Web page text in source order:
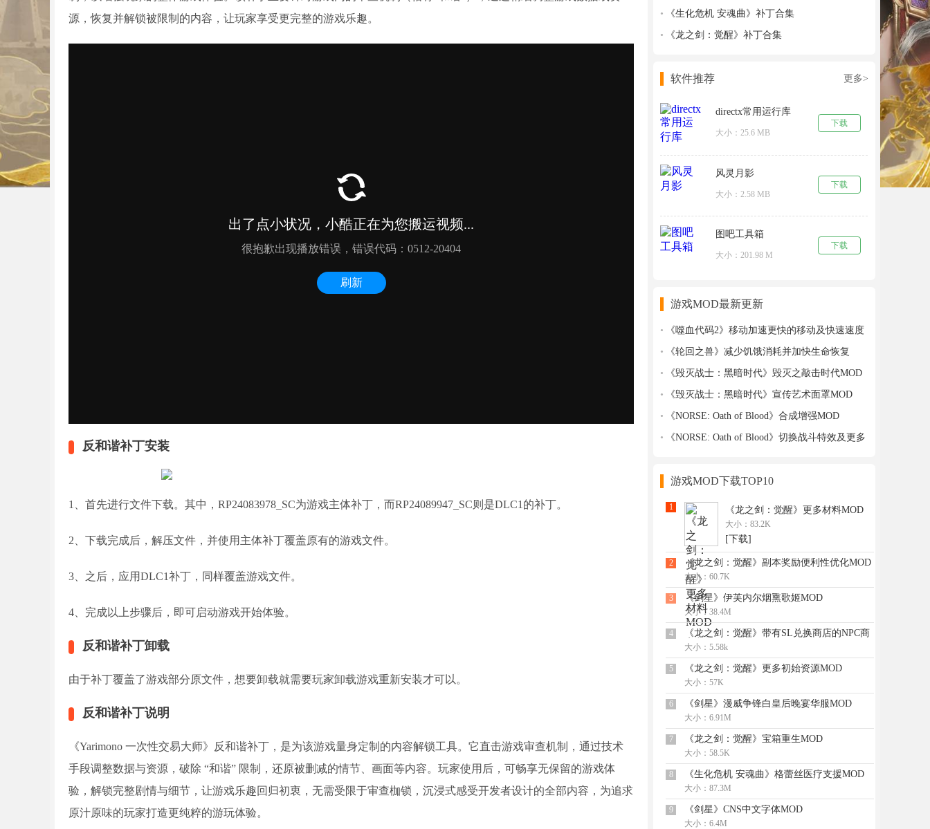
源，恢复并解锁被限制的内容，让玩家享受更完整的游戏乐趣。
反和谐补丁安装
1、首先进行文件下载。其中，RP24083978_SC为游戏主体补丁，而RP24089947_SC则是DLC1的补丁。
2、下载完成后，解压文件，并使用主体补丁覆盖原有的游戏文件。
3、之后，应用DLC1补丁，同样覆盖游戏文件。
4、完成以上步骤后，即可启动游戏开始体验。
反和谐补丁卸载
由于补丁覆盖了游戏部分原文件，想要卸载就需要玩家卸载游戏重新安装才可以。
反和谐补丁说明
《Yarimono 一次性交易大师》反和谐补丁，是为该游戏量身定制的内容解锁工具。它直击游戏审查机制，通过技术
手段调整数据与资源，破除 “和谐” 限制，还原被删减的情节、画面等内容。玩家使用后，可畅享无保留的游戏体
验，解锁完整剧情与细节，让游戏乐趣回归初衷，无需受限于审查枷锁，沉浸式感受开发者设计的全部内容，为追求
原汁原味的玩家打造更纯粹的游玩体验。
《生化危机 安魂曲》补丁合集
《龙之剑：觉醒》补丁合集
软件推荐 更多>
directx常用运行库
大小：25.6 MB
下载
风灵月影
大小：2.58 MB
下载
图吧工具箱
大小：201.98 M
下载
游戏MOD最新更新
《噬血代码2》移动加速更快的移动及快速速度
《轮回之兽》减少饥饿消耗并加快生命恢复
《毁灭战士：黑暗时代》毁灭之敲击时代MOD
《毁灭战士：黑暗时代》宣传艺术面罩MOD
《NORSE: Oath of Blood》合成增强MOD
《NORSE: Oath of Blood》切换战斗特效及更多
游戏MOD下载TOP10
1 《龙之剑：觉醒》更多材料MOD
大小：83.2K
[下载]
2 《龙之剑：觉醒》副本奖励便利性优化MOD
大小：60.7K
3 《剑星》伊芙内尔烟熏歌姬MOD
大小：38.4M
4
《龙之剑：觉醒》带有SL兑换商店的NPC商
店商品MOD
大小：5.58k
5 《龙之剑：觉醒》更多初始资源MOD
大小：57K
6 《剑星》漫威争锋白皇后晚宴华服MOD
大小：6.91M
7 《龙之剑：觉醒》宝箱重生MOD
大小：58.5K
8 《生化危机 安魂曲》格蕾丝医疗支援MOD
大小：87.3M
9 《剑星》CNS中文字体MOD
大小：6.4M